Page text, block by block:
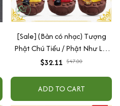
[Sale] (Bản có nhạc) Tượng
Phật Chú Tiểu / Phật Như Lai
Gõ Mõ Tụng Kinh Có 6 Bài
$32.11 $47.00
ADD TO CART